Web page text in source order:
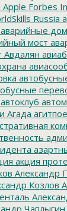
Apple Forbes
Russia
аварийные
мост
Авдалян
автоклуб
Агада
акция
Александр
Козлов
Чаплыгин